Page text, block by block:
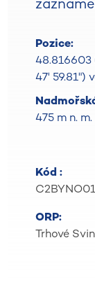
Pozice:
48.816603
47' 59.81")
475 m n. m.
Kód :
C2BYNO01
ORP:
Trhové